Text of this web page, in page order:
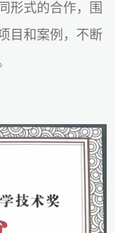
形式的合作，围
目和案例，不断